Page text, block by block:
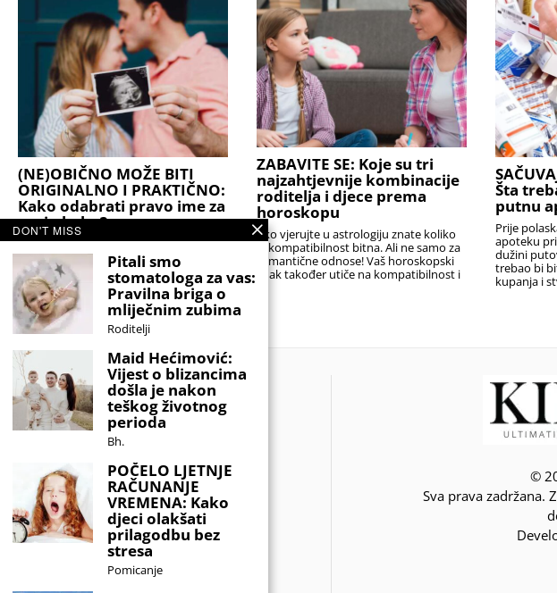
(NE)OBIČNO MOŽE BITI
ORIGINALNO I PRAKTIČNO:
Kako odabrati pravo ime za
svoju bebu?
Stručnjaci podsjećaju da je najbolji izbor
onaj koji će djetetu biti prednost, a ne
teret. Idealno ime nije nužno ono koje
nitko drugi nema,
ZABAVITE SE: Koje su tri
najzahtjevnije kombinacije
roditelja i djece prema
horoskopu
Ako vjerujte u astrologiju znate koliko
je kompatibilnost bitna. Ali ne samo za
romantične odnose! Vaš horoskopski
znak također utiče na kompatibilnost i
Šta
putnu
Prije
apoteku
dužini
trebao bi
kupanja i
©
Sva prava zadržana.
DON'T MISS
Pitali smo
stomatologa za vas:
Pravilna briga o
mliječnim zubima
Roditelji
Maid Hećimović:
Vijest o blizancima
došla je nakon
teškog životnog
perioda
Bh.
POČELO LJETNJE
RAČUNANJE
VREMENA: Kako
djeci olakšati
prilagodbu bez
stresa
Pomicanje